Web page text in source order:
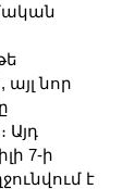
նոր
Այդ
7-ի
է